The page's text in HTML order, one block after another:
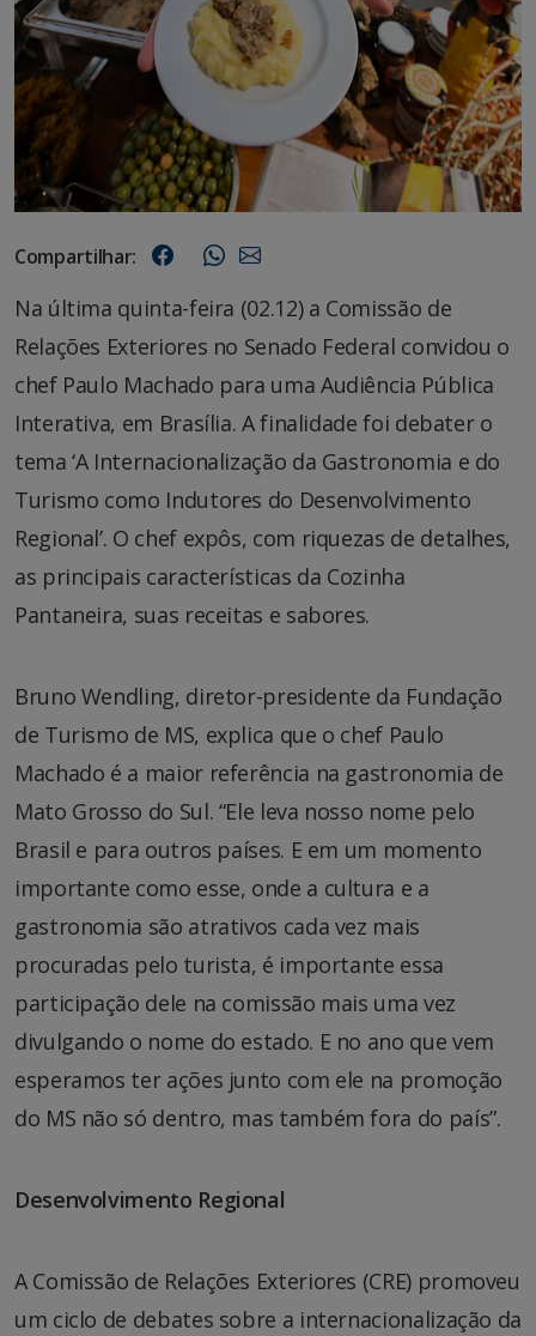
Compartilhar:
Na última quinta-feira (02.12) a Comissão de
Relações Exteriores no Senado Federal convidou o
chef Paulo Machado para uma Audiência Pública
Interativa, em Brasília. A finalidade foi debater o
tema ‘A Internacionalização da Gastronomia e do
Turismo como Indutores do Desenvolvimento
Regional’. O chef expôs, com riquezas de detalhes,
as principais características da Cozinha
Pantaneira, suas receitas e sabores.
Bruno Wendling, diretor-presidente da Fundação
de Turismo de MS, explica que o chef Paulo
Machado é a maior referência na gastronomia de
Mato Grosso do Sul. “Ele leva nosso nome pelo
Brasil e para outros países. E em um momento
importante como esse, onde a cultura e a
gastronomia são atrativos cada vez mais
procuradas pelo turista, é importante essa
participação dele na comissão mais uma vez
divulgando o nome do estado. E no ano que vem
esperamos ter ações junto com ele na promoção
do MS não só dentro, mas também fora do país”.
Desenvolvimento Regional
A Comissão de Relações Exteriores (CRE) promoveu
um ciclo de debates sobre a internacionalização da